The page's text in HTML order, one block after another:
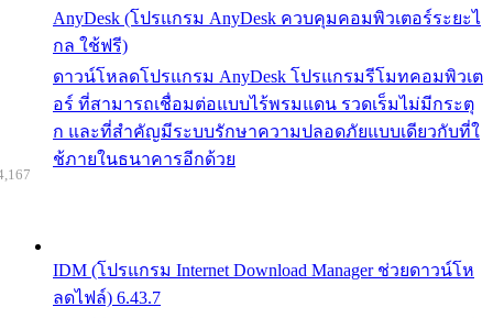
AnyDesk (โปรแกรม AnyDesk ควบคุมคอมพิวเตอร์ระยะไ
กล ใช้ฟรี)
ดาวน์โหลดโปรแกรม AnyDesk โปรแกรมรีโมทคอมพิวเต
อร์ ที่สามารถเชื่อมต่อแบบไร้พรมแดน รวดเร็มไม่มีกระตุ
ก และที่สำคัญมีระบบรักษาความปลอดภัยแบบเดียวกับที่ใ
ช้ภายในธนาคารอีกด้วย
IDM (โปรแกรม Internet Download Manager ช่วยดาวน์โห
ลดไฟล์) 6.43.7